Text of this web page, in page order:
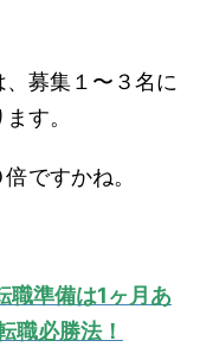
募集１〜３名に
す。
ですかね。
職準備は1ヶ月あ
職必勝法！